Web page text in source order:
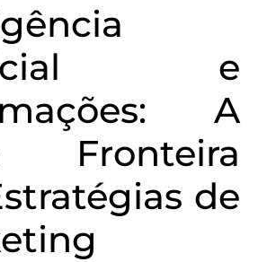
e
A
Fronteira
de